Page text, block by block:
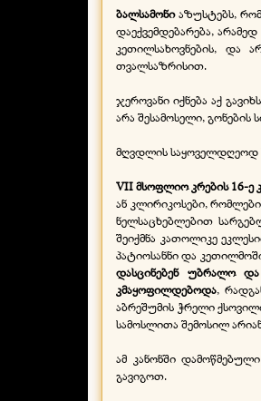
ბალსამონი აზუსტებს,
დაექვემდებარება, არამედ
კეთილსახოვნების, და
თვალსაზრისით.
ჯეროვანი იქნება აქ
არა შესამოსელი,
მღვდლის საყოველდღეოდ
VII მსოფლიო კრების 16-ე
ან კლირიკოსები,
ნელსაცხებლებით
შეიქმნა კათოლიკე
პატიოსანნი და
დასცინებენ უბრალო
კმაყოფილდებოდა,
აბრეშუმის ჭრელი
სამოსლითა შემოსილ
ამ კანონში
გავიგოთ.